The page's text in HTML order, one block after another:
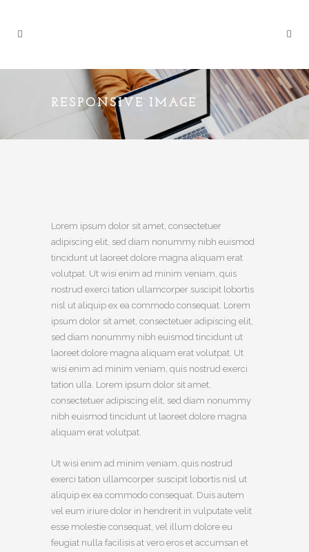
RESPONSIVE IMAGE
Lorem ipsum dolor sit amet, consectetuer
adipiscing elit, sed diam nonummy nibh euismod
tincidunt ut laoreet dolore magna aliquam erat
volutpat. Ut wisi enim ad minim veniam, quis
nostrud exerci tation ullamcorper suscipit lobortis
nisl ut aliquip ex ea commodo consequat. Lorem
ipsum dolor sit amet, consectetuer adipiscing elit,
sed diam nonummy nibh euismod tincidunt ut
laoreet dolore magna aliquam erat volutpat. Ut
wisi enim ad minim veniam, quis nostrud exerci
tation ulla. Lorem ipsum dolor sit amet,
consectetuer adipiscing elit, sed diam nonummy
nibh euismod tincidunt ut laoreet dolore magna
aliquam erat volutpat.
Ut wisi enim ad minim veniam, quis nostrud
exerci tation ullamcorper suscipit lobortis nisl ut
aliquip ex ea commodo consequat. Duis autem
vel eum iriure dolor in hendrerit in vulputate velit
esse molestie consequat, vel illum dolore eu
feugiat nulla facilisis at vero eros et accumsan et